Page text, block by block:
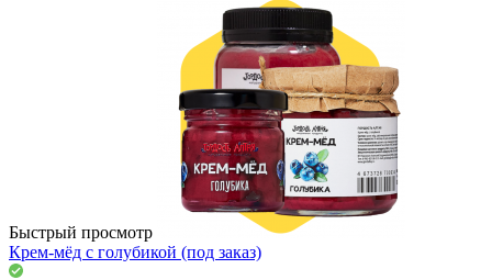
Быстрый просмотр
Крем-мёд с голубикой (под заказ)